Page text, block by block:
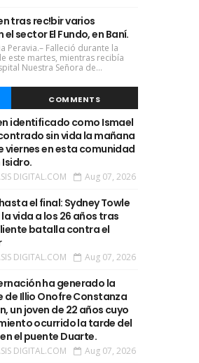
tras rec!bir varios
sector El Fundo, en Baní.
Peravia.– Falleció durante la
este martes, mientras recibía
Nuestra Señora de...
COMMENTS
identificado como Ismael
sin vida la mañana
viernes en esta comunidad
Isidro.
DIGITAL.COM Aug 07, 2026
el final: Sydney Towle
vida a los 26 años tras
batalla contra el
DIGITAL.COM Aug 07, 2026
ha generado la
de Illio Onofre Constanza
un joven de 22 años cuyo
ocurrido la tarde del
el puente Duarte.
DIGITAL.COM Aug 07, 2026